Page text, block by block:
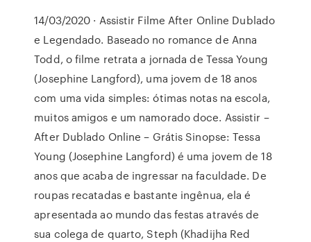
14/03/2020 · Assistir Filme After Online Dublado
e Legendado. Baseado no romance de Anna
Todd, o filme retrata a jornada de Tessa Young
(Josephine Langford), uma jovem de 18 anos
com uma vida simples: ótimas notas na escola,
muitos amigos e um namorado doce. Assistir –
After Dublado Online – Grátis Sinopse: Tessa
Young (Josephine Langford) é uma jovem de 18
anos que acaba de ingressar na faculdade. De
roupas recatadas e bastante ingênua, ela é
apresentada ao mundo das festas através de
sua colega de quarto, Steph (Khadijha Red